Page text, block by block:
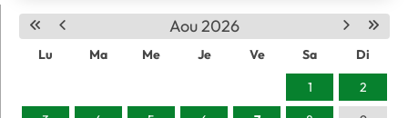
Aou 2026
Lu Ma Me Je Ve Sa
Di
1
2